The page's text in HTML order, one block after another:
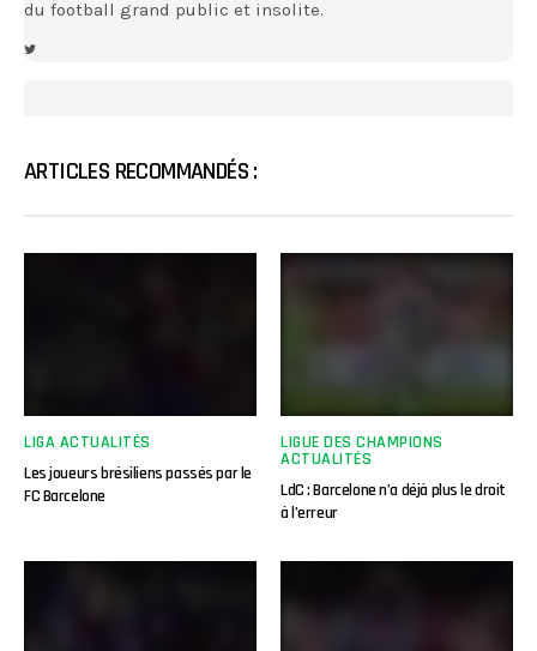
du football grand public et insolite.
ARTICLES RECOMMANDÉS :
LIGA ACTUALITÉS
Les joueurs brésiliens passés par le
FC Barcelone
LIGUE DES CHAMPIONS
ACTUALITÉS
LdC : Barcelone n’a déjà plus le droit
à l’erreur